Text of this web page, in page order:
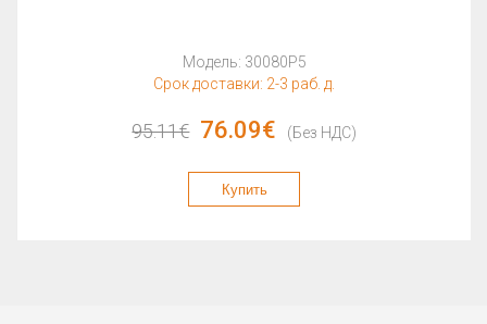
Модель: 30080P5
Срок доставки: 2-3 раб. д.
95.11€ 76.09€ (Без НДС)
Купить